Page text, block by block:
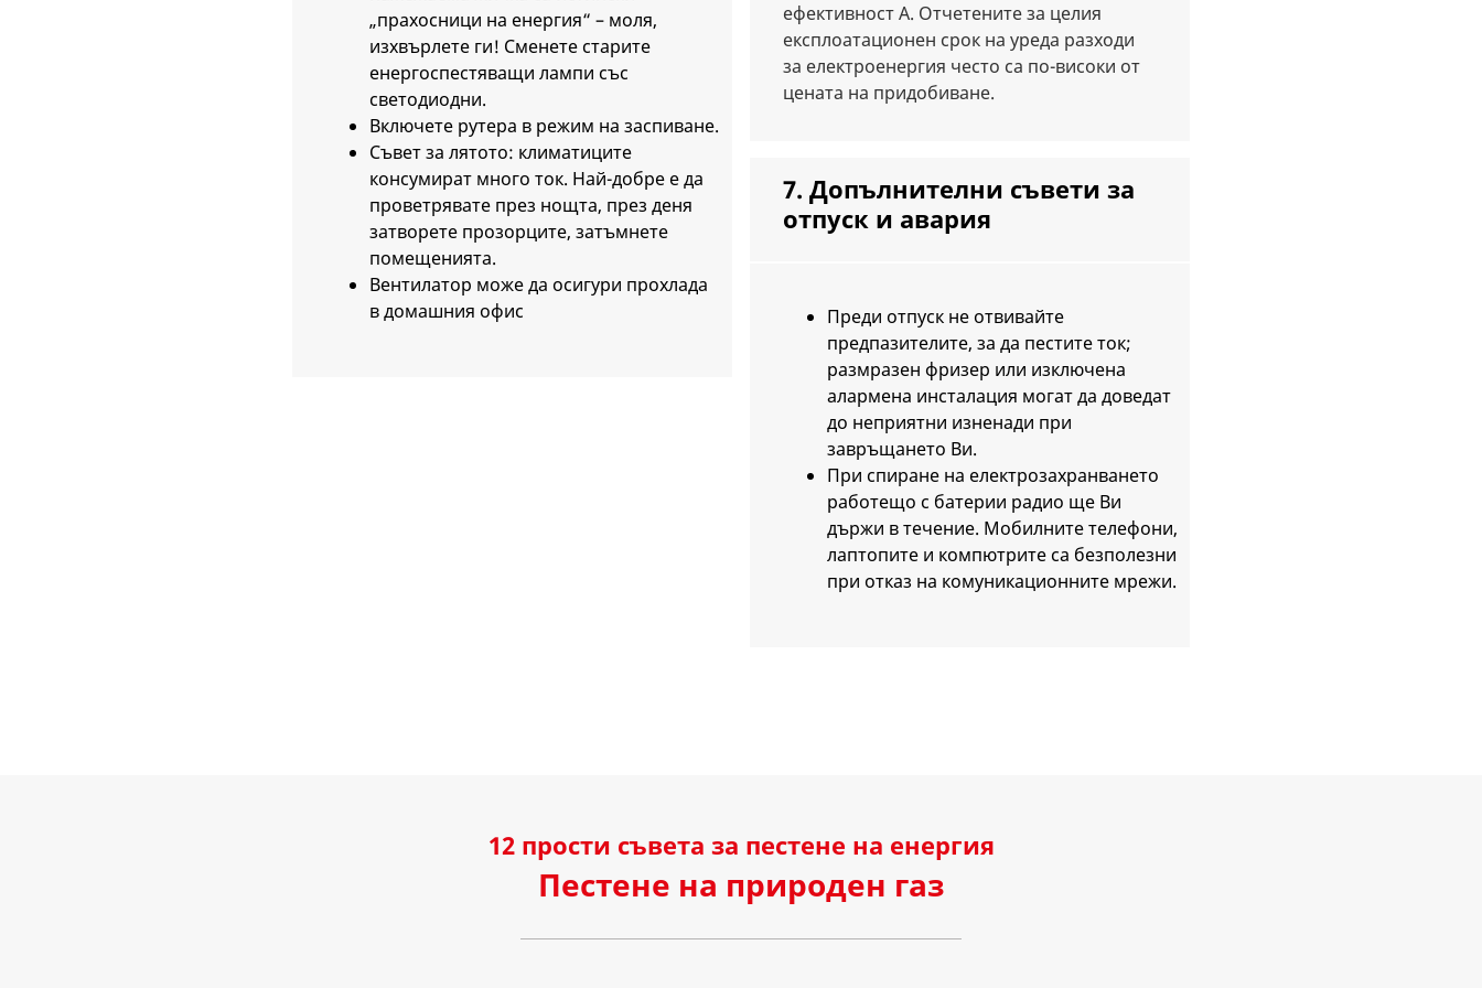
„прахосници на енергия“ – моля,
изхвърлете ги! Сменете старите
енергоспестяващи лампи със
светодиодни.
Включете рутера в режим на заспиване.
Съвет за лятото: климатиците
консумират много ток. Най-добре е да
проветрявате през нощта, през деня
затворете прозорците, затъмнете
помещенията.
Вентилатор може да осигури прохлада
в домашния офис
ефективност А. Отчетените за целия
експлоатационен срок на уреда разходи
за електроенергия често са по-високи от
цената на придобиване.
7. Допълнителни съвети за
отпуск и авария
Преди отпуск не отвивайте
предпазителите, за да пестите ток;
размразен фризер или изключена
алармена инсталация могат да доведат
до неприятни изненади при
завръщането Ви.
При спиране на електрозахранването
работещо с батерии радио ще Ви
държи в течение. Мобилните телефони,
лаптопите и компютрите са безполезни
при отказ на комуникационните мрежи.
12 прости съвета за пестене на енергия
Пестене на природен газ